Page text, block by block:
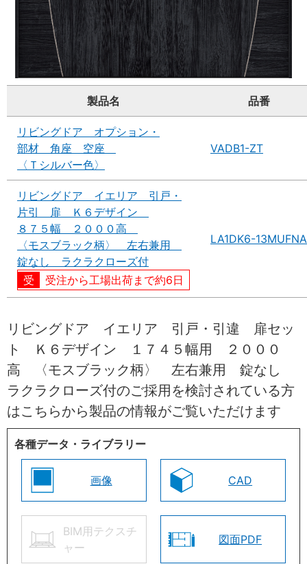
製品名 品番
リビングドア オプション・
部材 角座 空座
〈Ｔシルバー色〉
VADB1-ZT
リビングドア イエリア 引戸・
片引 扉 Ｋ６デザイン
８７５幅 ２０００高
〈モスブラック柄〉 左右兼用
錠なし ラクラクローズ付
受注から工場出荷まで約6日
LA1DK6-13MUFNA
リビングドア イエリア 引戸・引違 扉セッ
ト Ｋ６デザイン １７４５幅用 ２０００
高 〈モスブラック柄〉 左右兼用 錠なし
ラクラクローズ付のご採用を検討されている方
はこちらから製品の情報がご覧いただけます
各種データ・ライブラリー
画像 CAD
BIM用テクスチ
ャー
図面PDF